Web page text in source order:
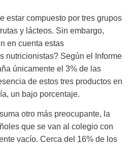
estar compuesto por tres grupos
y lácteos. Sin embargo,
en cuenta estas
nutricionistas? Según el Informe
únicamente el 3% de las
de estos tres productos en
un bajo porcentaje.
otro más preocupante, la
que se van al colegio con
vacío. Cerca del 16% de los